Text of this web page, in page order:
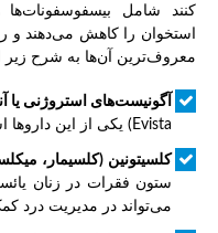
کنند شامل
استخوان را کاهش می‌دهند
معروف‌ترین آن‌ها به شرح
آگونیست‌های استروژنی یا
Evista) یکی از این داروها است.
کلسیتونین (کلسیمار،
ستون فقرات در زنان
می‌تواند در مدیریت درد